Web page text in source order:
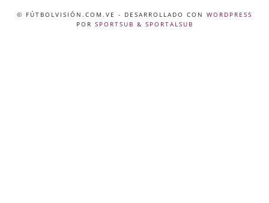
© FÚTBOLVISIÓN.COM.VE - DESARROLLADO CON WORDPRESS
POR SPORTSUB & SPORTALSUB